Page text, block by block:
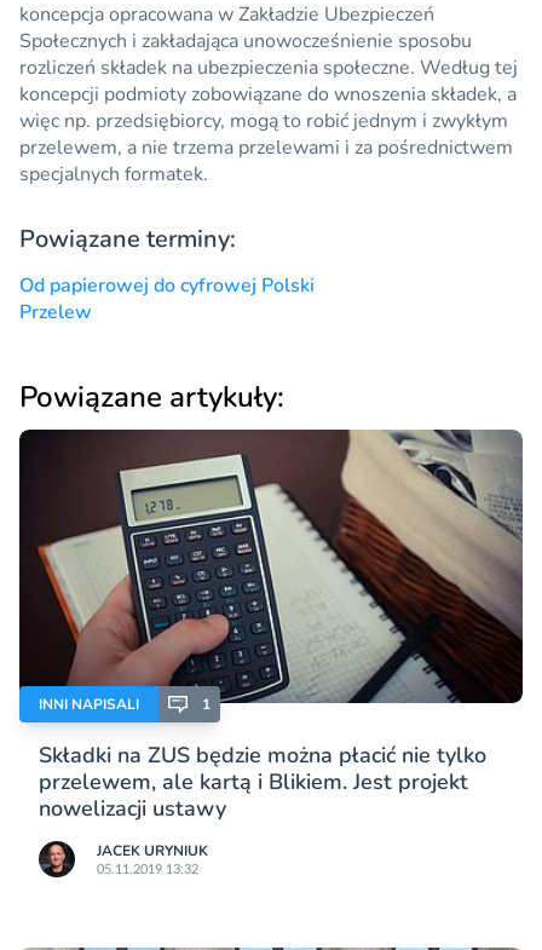
koncepcja opracowana w Zakładzie Ubezpieczeń
Społecznych i zakładająca unowocześnienie sposobu
rozliczeń składek na ubezpieczenia społeczne. Według tej
koncepcji podmioty zobowiązane do wnoszenia składek, a
więc np. przedsiębiorcy, mogą to robić jednym i zwykłym
przelewem, a nie trzema przelewami i za pośrednictwem
specjalnych formatek.
Powiązane terminy:
Od papierowej do cyfrowej Polski
Przelew
Powiązane artykuły:
INNI NAPISALI 1
Składki na ZUS będzie można płacić nie tylko
przelewem, ale kartą i Blikiem. Jest projekt
nowelizacji ustawy
JACEK URYNIUK
05.11.2019 13:32